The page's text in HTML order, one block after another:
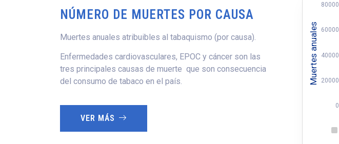
NÚMERO DE MUERTES POR CAUSA
Muertes anuales atribuibles al tabaquismo (por causa).
Enfermedades cardiovasculares, EPOC y cáncer son las
tres principales causas de muerte que son consecuencia
del consumo de tabaco en el país.
VER MÁS
80000
60000
40000
20000
0
Muertes anuales